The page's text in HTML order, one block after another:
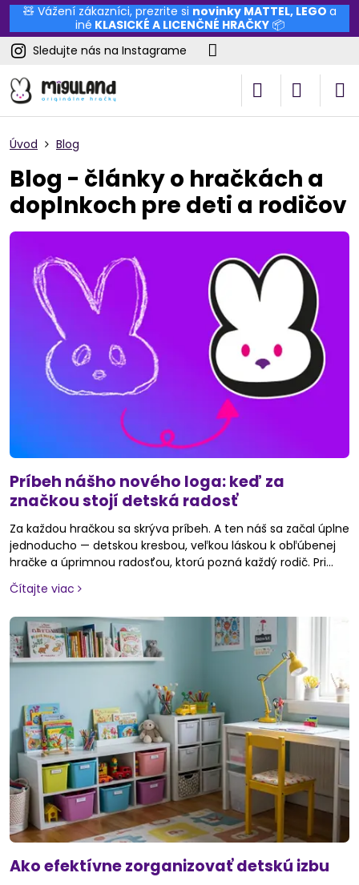
🧸 Vážení zákazníci, prezrite si novinky MATTEL, LEGO a
iné KLASICKÉ A LICENČNÉ HRAČKY📦
Sledujte nás na Instagrame
Úvod Blog
Blog - články o hračkách a
doplnkoch pre deti a rodičov
Príbeh nášho nového loga: keď za
značkou stojí detská radosť
Za každou hračkou sa skrýva príbeh. A ten náš sa začal úplne
jednoducho — detskou kresbou, veľkou láskou k obľúbenej
hračke a úprimnou radosťou, ktorú pozná každý rodič. Pri
kreovaní a tvorbe nového loga pre náš e-shop Originálne
hračky sme vedeli, že nechceme len pekný obrázok. Chceli
svet, fantáziu, nežnosť a všetky tie malé veľké emócie,
ktoré hračky prinášajú do každodenného života.
Čítajte viac
Ako efektívne zorganizovať detskú izbu